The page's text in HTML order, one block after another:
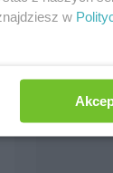
Czy
w